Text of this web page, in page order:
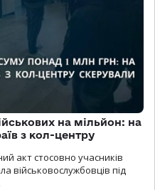
на мільйон: на
з кол-центру
акт стосовно учасників
військовослужбовців під